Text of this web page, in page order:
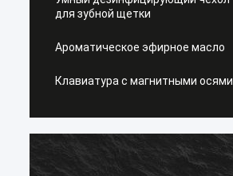
для зубной щетки
Ароматическое эфирное масло
Клавиатура с магнитными осями